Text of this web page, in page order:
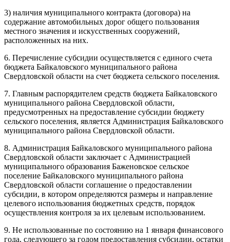
3) наличия муниципального контракта (договора) на
содержание автомобильных дорог общего пользования
местного значения и искусственных сооружений,
расположенных на них.
6. Перечисление субсидии осуществляется с единого счета
бюджета Байкаловского муниципального района
Свердловской области на счет бюджета сельского поселения.
7. Главным распорядителем средств бюджета Байкаловского
муниципального района Свердловской области,
предусмотренных на предоставление субсидии бюджету
сельского поселения, является Администрация Байкаловского
муниципального района Свердловской области.
8. Администрация Байкаловского муниципального района
Свердловской области заключает с Администрацией
муниципального образования Баженовское сельское
поселение Байкаловского муниципального района
Свердловской области соглашение о предоставлении
субсидии, в котором определяются размеры и направление
целевого использования бюджетных средств, порядок
осуществления контроля за их целевым использованием.
9. Не использованные по состоянию на 1 января финансового
года, следующего за годом предоставления субсидии, остатки